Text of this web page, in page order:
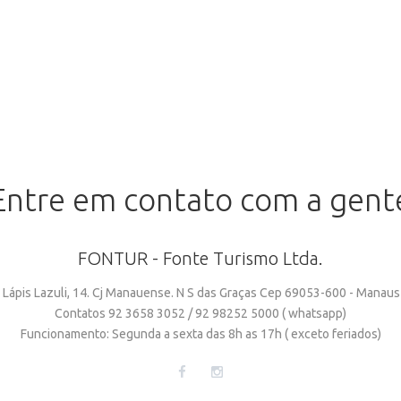
em contato com a
FONTUR - Fonte Turismo Ltda.
Lápis Lazuli, 14. Cj Manauense. N S das Graças Cep 69053-600 -
Contatos 92 3658 3052 / 92 98252 5000 ( whatsapp)
Funcionamento: Segunda a sexta das 8h as 17h ( exceto feriados)